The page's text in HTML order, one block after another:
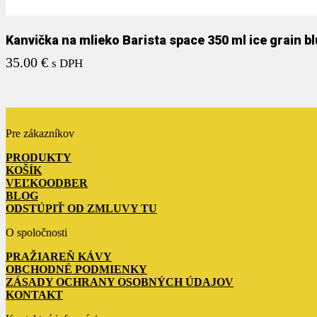
Kanvička na mlieko Barista space 350 ml ice grain
35.00 € s DPH
Pre zákazníkov
PRODUKTY
KOŠÍK
VEĽKOODBER
BLOG
ODSTÚPIŤ OD ZMLUVY TU
O spoločnosti
PRAŽIAREŇ KÁVY
OBCHODNÉ PODMIENKY
ZÁSADY OCHRANY OSOBNÝCH ÚDAJOV
KONTAKT